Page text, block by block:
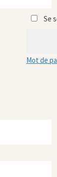
Se
Mot de